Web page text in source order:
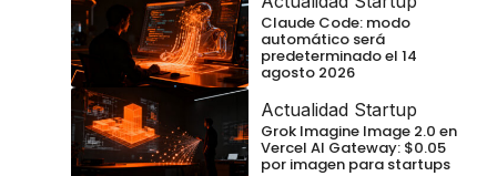
Claude Code: modo
automático será
predeterminado el 14
agosto 2026
Actualidad Startup
Grok Imagine Image 2.0 en
Vercel AI Gateway: $0.05
por imagen para startups